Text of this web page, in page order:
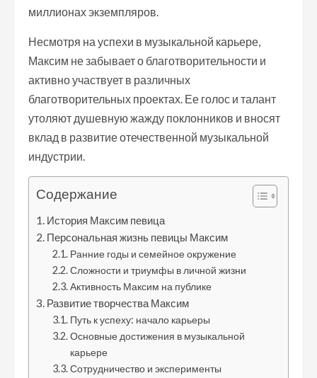
миллионах экземпляров.
Несмотря на успехи в музыкальной карьере,
Максим не забывает о благотворительности и
активно участвует в различных
благотворительных проектах. Ее голос и талант
утоляют душевную жажду поклонников и вносят
вклад в развитие отечественной музыкальной
индустрии.
Содержание
История Максим певица
Персональная жизнь певицы Максим
Ранние годы и семейное окружение
Сложности и триумфы в личной жизни
Активность Максим на публике
Развитие творчества Максим
Путь к успеху: начало карьеры
Основные достижения в музыкальной
карьере
Сотрудничество и эксперименты